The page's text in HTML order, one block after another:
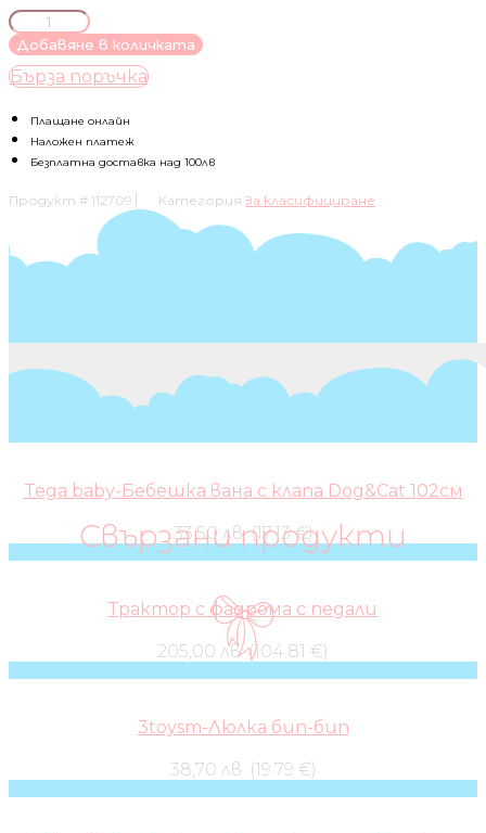
количество
за
Бебешка
количка
TICTOC
2
в
Stone
Добавяне в количката
Бърза поръчка
Плащане онлайн
Наложен платеж
Безплатна доставка над 100лв
Продукт # 112709 Категория За класифициране
Свързани продукти
Tega baby-Бебешка вана с клапа Dog&Cat 102см
33,50 лв. (17.13 €)
Трактор с фадрома с педали
205,00 лв. (104.81 €)
3toysm-Люлка бип-бип
38,70 лв. (19.79 €)